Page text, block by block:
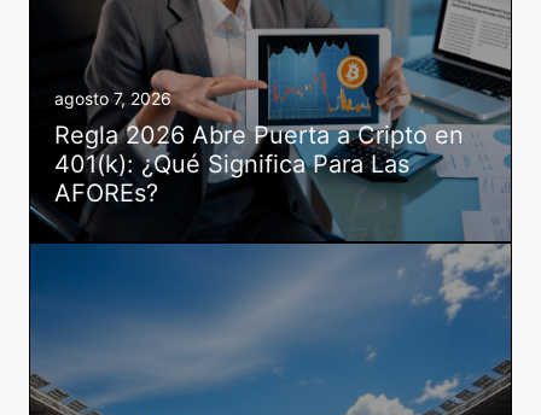
agosto 7, 2026
Regla 2026 Abre Puerta a Cripto en
401(k): ¿Qué Significa Para Las
AFOREs?